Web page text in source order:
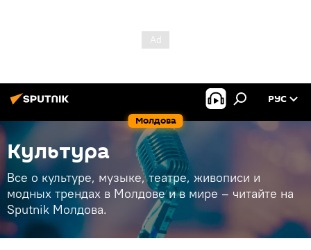
Молдова
РУС
Культура
Все о культуре, музыке, театре, живописи и
модных трендах в Молдове и в мире – читайте на
Sputnik Молдова.